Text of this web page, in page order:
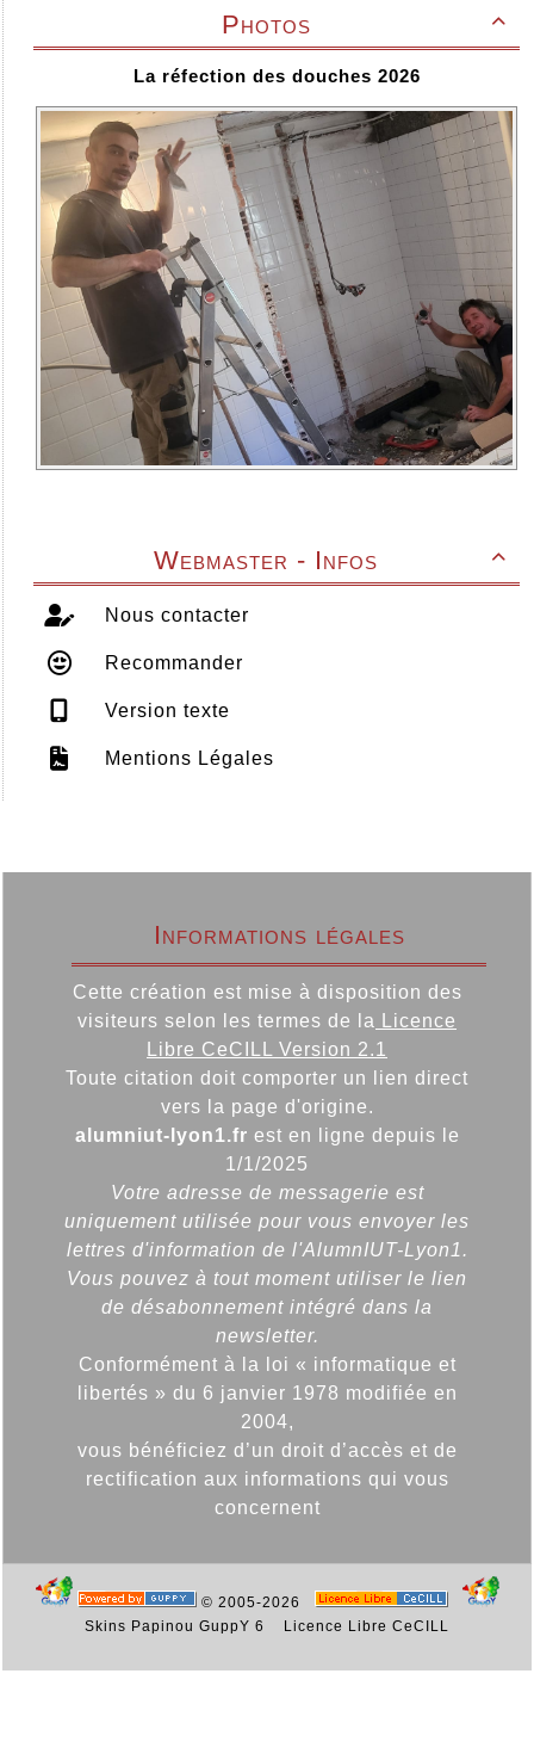

Photos
La réfection des douches 2026

Webmaster - Infos
Nous contacter
Recommander
Version texte
Mentions Légales
Informations légales
Cette création est mise à disposition des
visiteurs selon les termes de la
Licence
Libre CeCILL Version 2.1
Toute citation doit comporter un lien direct
vers la page d'origine.
alumniut-lyon1.fr est en ligne depuis le
1/1/2025
Votre adresse de messagerie est
uniquement utilisée pour vous envoyer les
lettres d'information de l'AlumnIUT-Lyon1.
Vous pouvez à tout moment utiliser le lien
de désabonnement intégré dans la
newsletter.
Conformément à la loi « informatique et
libertés » du 6 janvier 1978 modifiée en
2004,
vous bénéficiez d’un droit d’accès et de
rectification aux informations qui vous
concernent
© 2005-2026
Skins Papinou GuppY 6
Licence Libre CeCILL